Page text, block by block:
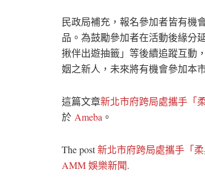
民政局補充，報名參加者皆有機
品。為鼓勵參加者在活動後緣分
揪伴出遊抽籤」等後續追蹤互動
姻之新人，未來將有機會參加本
這篇文章新北市府跨局處攜手「
於 Ameba 。
The post新北市府跨局處攜手「
AMM 娛樂新聞.